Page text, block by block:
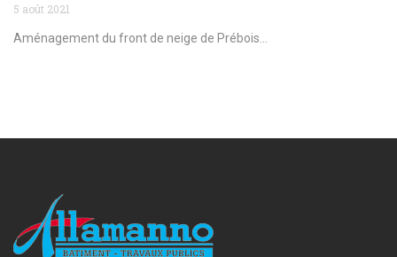
5 août 2021
Aménagement du front de neige de Prébois...